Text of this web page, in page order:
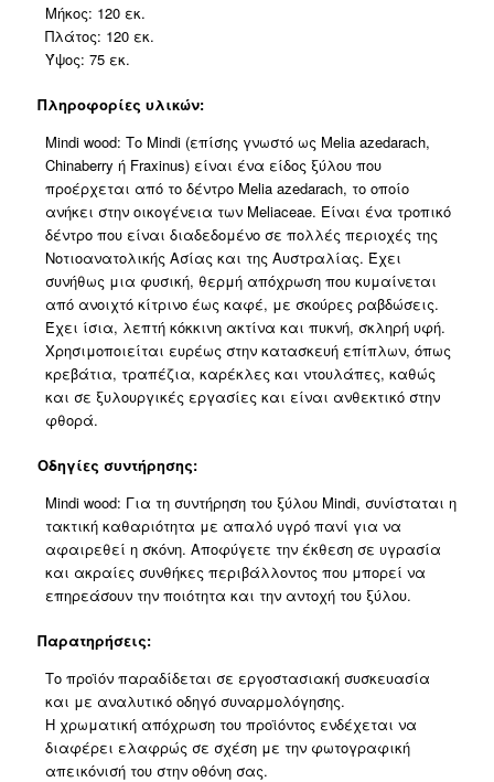
Μήκος: 120 εκ.
Πλάτος: 120 εκ.
Ύψος: 75 εκ.
Πληροφορίες υλικών:
Mindi wood: Το Mindi (επίσης γνωστό ως Melia azedarach,
Chinaberry ή Fraxinus) είναι ένα είδος ξύλου που
προέρχεται από το δέντρο Melia azedarach, το οποίο
ανήκει στην οικογένεια των Meliaceae. Είναι ένα τροπικό
δέντρο που είναι διαδεδομένο σε πολλές περιοχές της
Νοτιοανατολικής Ασίας και της Αυστραλίας. Έχει
συνήθως μια φυσική, θερμή απόχρωση που κυμαίνεται
από ανοιχτό κίτρινο έως καφέ, με σκούρες ραβδώσεις.
Έχει ίσια, λεπτή κόκκινη ακτίνα και πυκνή, σκληρή υφή.
Χρησιμοποιείται ευρέως στην κατασκευή επίπλων, όπως
κρεβάτια, τραπέζια, καρέκλες και ντουλάπες, καθώς
και σε ξυλουργικές εργασίες και είναι ανθεκτικό στην
φθορά.
Οδηγίες συντήρησης:
Mindi wood: Για τη συντήρηση του ξύλου Mindi, συνίσταται η
τακτική καθαριότητα με απαλό υγρό πανί για να
αφαιρεθεί η σκόνη. Αποφύγετε την έκθεση σε υγρασία
και ακραίες συνθήκες περιβάλλοντος που μπορεί να
επηρεάσουν την ποιότητα και την αντοχή του ξύλου.
Παρατηρήσεις:
Το προϊόν παραδίδεται σε εργοστασιακή συσκευασία
και με αναλυτικό οδηγό συναρμολόγησης.
Η χρωματική απόχρωση του προϊόντος ενδέχεται να
διαφέρει ελαφρώς σε σχέση με την φωτογραφική
απεικόνισή του στην οθόνη σας.